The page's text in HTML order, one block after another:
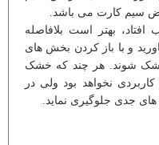
سیم کارت می باشد.
بهتر است بلافاصله
و با باز کردن بخش های
خشک شوند. هر چند که خشک
نخواهد بود ولی در
جدی جلوگیری نماید.